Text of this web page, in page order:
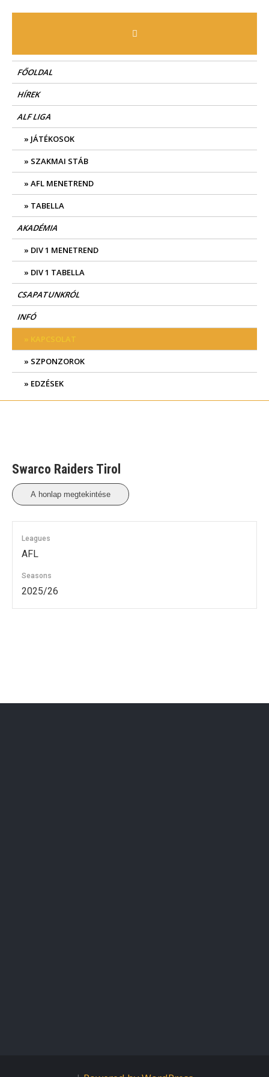
FŐOLDAL
HÍREK
ALF LIGA
JÁTÉKOSOK
SZAKMAI STÁB
AFL MENETREND
TABELLA
AKADÉMIA
DIV 1 MENETREND
DIV 1 TABELLA
CSAPATUNKRÓL
INFÓ
KAPCSOLAT
SZPONZOROK
EDZÉSEK
Swarco Raiders Tirol
Leagues
AFL
Seasons
2025/26